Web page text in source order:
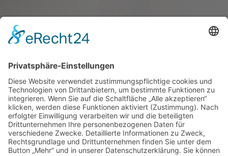
verkaufen und darin
wohnen bleiben
Verkaufen Sie Ihr Haus oder Ihre
Eigen­tums­woh­nung und bleiben Sie
darin wohnen.